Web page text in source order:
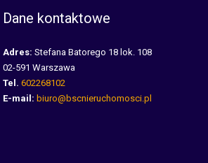
Dane kontaktowe
Adres: Stefana Batorego 18 lok. 108
02-591 Warszawa
Tel. 602268102
E-mail: biuro@bscnieruchomosci.pl